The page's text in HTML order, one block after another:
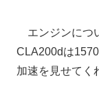
エンジンにつ
CLA200dは
加速を見せてく